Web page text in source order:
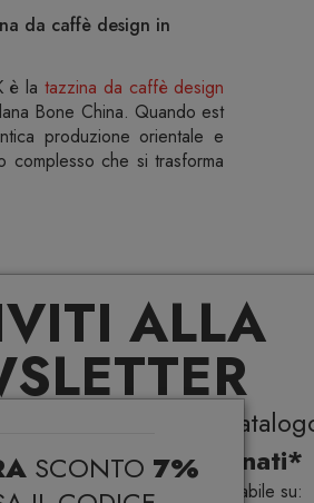
ALLA
su tutto il
su brand selezionati*
con altre promo e non applicabile su:
SCONTO 7%
da caffè design in
è la tazzina da caffè design
Bone China. Quando est
produzione orientale e
complesso che si trasforma
della lavorazione